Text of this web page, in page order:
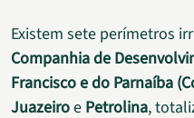
Existem sete perímetros
Companhia de
Francisco e do Parnaíba
Juazeiroe Petrolina,